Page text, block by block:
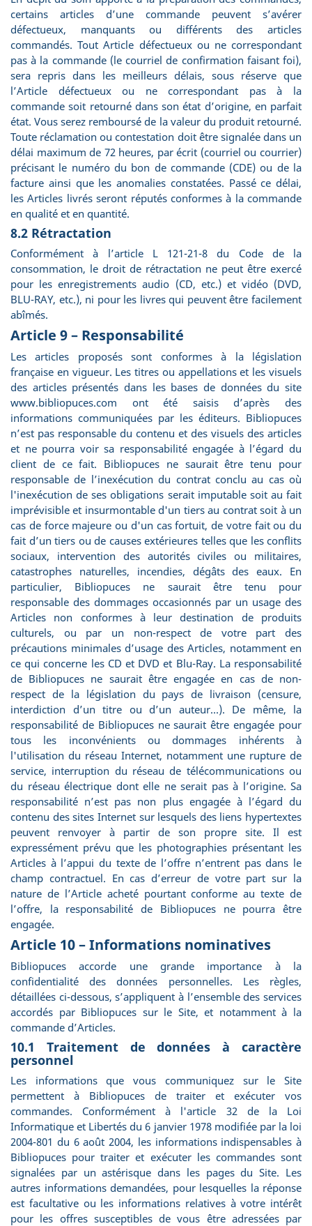
certains articles d’une commande peuvent s’avérer
défectueux, manquants ou différents des articles
commandés. Tout Article défectueux ou ne correspondant
pas à la commande (le courriel de confirmation faisant foi),
sera repris dans les meilleurs délais, sous réserve que
l’Article défectueux ou ne correspondant pas à la
commande soit retourné dans son état d’origine, en parfait
état. Vous serez remboursé de la valeur du produit retourné.
Toute réclamation ou contestation doit être signalée dans un
délai maximum de 72 heures, par écrit (courriel ou courrier)
précisant le numéro du bon de commande (CDE) ou de la
facture ainsi que les anomalies constatées. Passé ce délai,
les Articles livrés seront réputés conformes à la commande
en qualité et en quantité.
8.2 Rétractation
Conformément à l’article L 121-21-8 du Code de la
consommation, le droit de rétractation ne peut être exercé
pour les enregistrements audio (CD, etc.) et vidéo (DVD,
BLU-RAY, etc.), ni pour les livres qui peuvent être facilement
abîmés.
Article 9 – Responsabilité
Les articles proposés sont conformes à la législation
française en vigueur. Les titres ou appellations et les visuels
des articles présentés dans les bases de données du site
www.bibliopuces.com ont été saisis d’après des
informations communiquées par les éditeurs. Bibliopuces
n’est pas responsable du contenu et des visuels des articles
et ne pourra voir sa responsabilité engagée à l’égard du
client de ce fait. Bibliopuces ne saurait être tenu pour
responsable de l’inexécution du contrat conclu au cas où
l'inexécution de ses obligations serait imputable soit au fait
imprévisible et insurmontable d'un tiers au contrat soit à un
cas de force majeure ou d'un cas fortuit, de votre fait ou du
fait d’un tiers ou de causes extérieures telles que les conflits
sociaux, intervention des autorités civiles ou militaires,
catastrophes naturelles, incendies, dégâts des eaux. En
particulier, Bibliopuces ne saurait être tenu pour
responsable des dommages occasionnés par un usage des
Articles non conformes à leur destination de produits
culturels, ou par un non-respect de votre part des
précautions minimales d’usage des Articles, notamment en
ce qui concerne les CD et DVD et Blu-Ray. La responsabilité
de Bibliopuces ne saurait être engagée en cas de non-
respect de la législation du pays de livraison (censure,
interdiction d’un titre ou d’un auteur...). De même, la
responsabilité de Bibliopuces ne saurait être engagée pour
tous les inconvénients ou dommages inhérents à
l'utilisation du réseau Internet, notamment une rupture de
service, interruption du réseau de télécommunications ou
du réseau électrique dont elle ne serait pas à l’origine. Sa
responsabilité n’est pas non plus engagée à l’égard du
contenu des sites Internet sur lesquels des liens hypertextes
peuvent renvoyer à partir de son propre site. Il est
expressément prévu que les photographies présentant les
Articles à l’appui du texte de l’offre n’entrent pas dans le
champ contractuel. En cas d’erreur de votre part sur la
nature de l’Article acheté pourtant conforme au texte de
l’offre, la responsabilité de Bibliopuces ne pourra être
engagée.
Article 10 – Informations nominatives
Bibliopuces accorde une grande importance à la
confidentialité des données personnelles. Les règles,
détaillées ci-dessous, s’appliquent à l’ensemble des services
accordés par Bibliopuces sur le Site, et notamment à la
commande d’Articles.
10.1 Traitement de données à caractère
personnel
Les informations que vous communiquez sur le Site
permettent à Bibliopuces de traiter et exécuter vos
commandes. Conformément à l'article 32 de la Loi
Informatique et Libertés du 6 janvier 1978 modifiée par la loi
2004-801 du 6 août 2004, les informations indispensables à
Bibliopuces pour traiter et exécuter les commandes sont
signalées par un astérisque dans les pages du Site. Les
autres informations demandées, pour lesquelles la réponse
est facultative ou les informations relatives à votre intérêt
pour les offres susceptibles de vous être adressées par